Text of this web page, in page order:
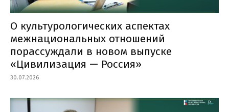
О культурологических аспектах
межнациональных отношений
порассуждали в новом выпуске
«Цивилизация — Россия»
30.07.2026